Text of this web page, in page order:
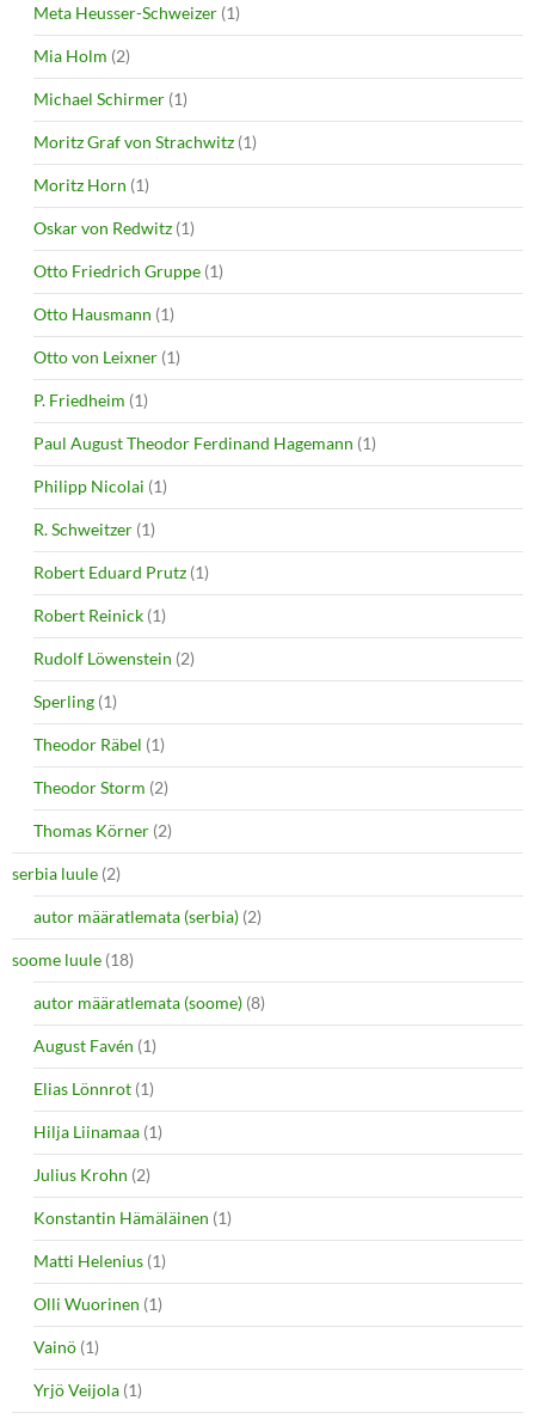
Meta Heusser-Schweizer (1)
Mia Holm (2)
Michael Schirmer (1)
Moritz Graf von Strachwitz (1)
Moritz Horn (1)
Oskar von Redwitz (1)
Otto Friedrich Gruppe (1)
Otto Hausmann (1)
Otto von Leixner (1)
P. Friedheim (1)
Paul August Theodor Ferdinand Hagemann (1)
Philipp Nicolai (1)
R. Schweitzer (1)
Robert Eduard Prutz (1)
Robert Reinick (1)
Rudolf Löwenstein (2)
Sperling (1)
Theodor Räbel (1)
Theodor Storm (2)
Thomas Körner (2)
serbia luule (2)
autor määratlemata (serbia) (2)
soome luule (18)
autor määratlemata (soome) (8)
August Favén (1)
Elias Lönnrot (1)
Hilja Liinamaa (1)
Julius Krohn (2)
Konstantin Hämäläinen (1)
Matti Helenius (1)
Olli Wuorinen (1)
Vainö (1)
Yrjö Veijola (1)